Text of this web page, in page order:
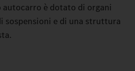
è dotato di organi
sospensioni e di una struttura